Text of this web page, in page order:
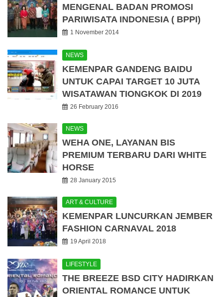
MENGENAL BADAN PROMOSI
PARIWISATA INDONESIA ( BPPI)
1 November 2014
NEWS
KEMENPAR GANDENG BAIDU
UNTUK CAPAI TARGET 10 JUTA
WISATAWAN TIONGKOK DI 2019
26 February 2016
NEWS
WEHA ONE, LAYANAN BIS
PREMIUM TERBARU DARI WHITE
HORSE
28 January 2015
ART & CULTURE
KEMENPAR LUNCURKAN JEMBER
FASHION CARNAVAL 2018
19 April 2018
LIFESTYLE
THE BREEZE BSD CITY HADIRKAN
ORIENTAL ROMANCE UNTUK